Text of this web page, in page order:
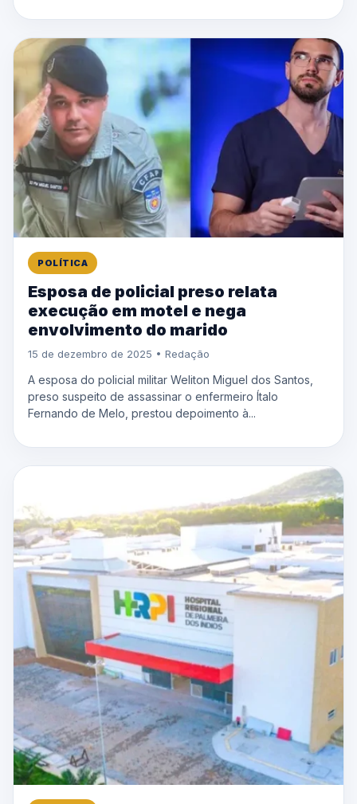
POLÍTICA
Esposa de policial preso relata
execução em motel e nega
envolvimento do marido
15 de dezembro de 2025 • Redação
A esposa do policial militar Weliton Miguel dos Santos,
preso suspeito de assassinar o enfermeiro Ítalo
Fernando de Melo, prestou depoimento à...